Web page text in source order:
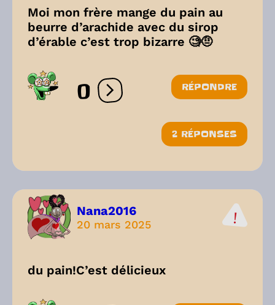
Moi mon frère mange du pain au
beurre d’arachide avec du sirop
d’érable c’est trop bizarre 🧐🤨
0 Ouvrir les réactions
RÉPONDRE
2 RÉPONSES
Nana2016
20 mars 2025
du pain!C’est délicieux